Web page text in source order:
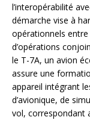
l’interopérabilité
démarche vise à
opérationnels
d’opérations
le T-7A, un avion
assure une
appareil intégrant
d’avionique, de
vol, correspondant